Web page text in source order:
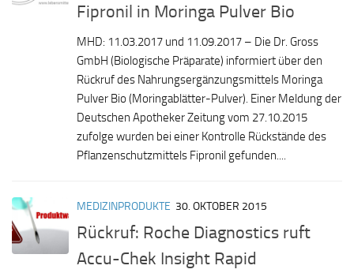
Fipronil in Moringa Pulver Bio
MHD: 11.03.2017 und 11.09.2017 – Die Dr. Gross
GmbH (Biologische Präparate) informiert über den
Rückruf des Nahrungsergänzungsmittels Moringa
Pulver Bio (Moringablätter-Pulver). Einer Meldung der
Deutschen Apotheker Zeitung vom 27.10.2015
zufolge wurden bei einer Kontrolle Rückstände des
Pflanzenschutzmittels Fipronil gefunden....
MEDIZINPRODUKTE 30. OKTOBER 2015
Rückruf: Roche Diagnostics ruft
Accu-Chek Insight Rapid